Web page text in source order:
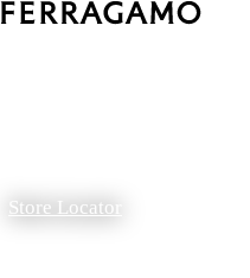
Store Locator